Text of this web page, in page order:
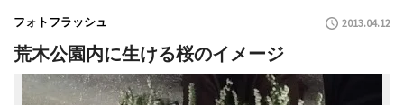
フォトフラッシュ 2013.04.12
荒木公園内に生ける桜のイメージ